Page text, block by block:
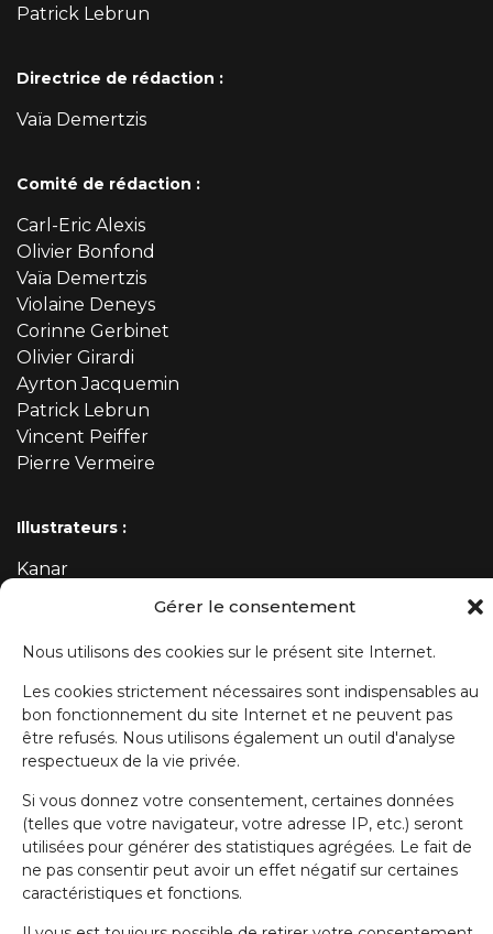
Gérer le consentement
Nous utilisons des cookies sur le présent site Internet.
Les cookies strictement nécessaires sont indispensables au
bon fonctionnement du site Internet et ne peuvent pas
être refusés. Nous utilisons également un outil d'analyse
respectueux de la vie privée.
Si vous donnez votre consentement, certaines données
(telles que votre navigateur, votre adresse IP, etc.) seront
utilisées pour générer des statistiques agrégées. Le fait de
ne pas consentir peut avoir un effet négatif sur certaines
caractéristiques et fonctions.
Patrick Lebrun
Directrice de rédaction :
Vaïa Demertzis
Comité de rédaction :
Carl-Eric Alexis
Olivier Bonfond
Vaïa Demertzis
Violaine Deneys
Corinne Gerbinet
Olivier Girardi
Ayrton Jacquemin
Patrick Lebrun
Vincent Peiffer
Pierre Vermeire
Illustrateurs :
Kanar
ABONNEZ-VOUS À NOTRE NEWSLETTER
Prénom
Nom de famille
E-mail